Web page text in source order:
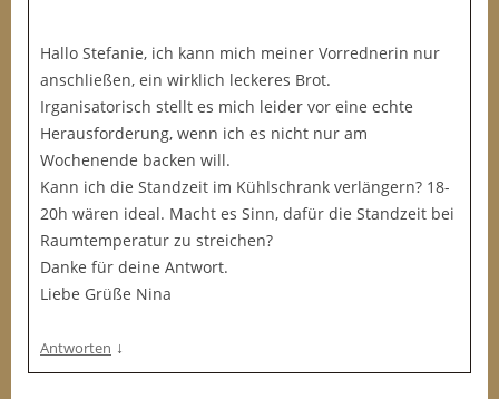
Hallo Stefanie, ich kann mich meiner Vorrednerin nur
anschließen, ein wirklich leckeres Brot.
Irganisatorisch stellt es mich leider vor eine echte
Herausforderung, wenn ich es nicht nur am
Wochenende backen will.
Kann ich die Standzeit im Kühlschrank verlängern? 18-
20h wären ideal. Macht es Sinn, dafür die Standzeit bei
Raumtemperatur zu streichen?
Danke für deine Antwort.
Liebe Grüße Nina
Antworten ↓